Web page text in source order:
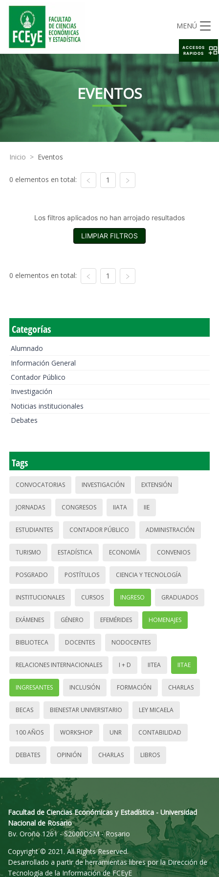
MENÚ
EVENTOS
Inicio > Eventos
0 elementos en total: 1
Los filtros aplicados no han arrojado resultados
LIMPIAR FILTROS
0 elementos en total: 1
Categorías
Alumnado
Información General
Contador Público
Investigación
Noticias institucionales
Debates
Tags
CONVOCATORIAS INVESTIGACIÓN EXTENSIÓN
JORNADAS CONGRESOS IIATA IIE
ESTUDIANTES CONTADOR PÚBLICO ADMINISTRACIÓN
TURISMO ESTADÍSTICA ECONOMÍA CONVENIOS
POSGRADO POSTÍTULOS CIENCIA Y TECNOLOGÍA
INSTITUCIONALES CURSOS INGRESO GRADUADOS
EXÁMENES GÉNERO EFEMÉRIDES HOMENAJES
BIBLIOTECA DOCENTES NODOCENTES
RELACIONES INTERNACIONALES I + D IITEA IITAE
INGRESANTES INCLUSIÓN FORMACIÓN CHARLAS
BECAS BIENESTAR UNIVERSITARIO LEY MICAELA
100 AÑOS WORKSHOP UNR CONTABILIDAD
DEBATES OPINIÓN CHARLAS LIBROS
Facultad de Ciencias Económicas y Estadística - Universidad
Nacional de Rosario
Bv. Oroño 1261 - S2000DSM - Rosario
Copyright © 2021. All Rights Reserved.
Desarrollado a partir de herramientas libres por la Dirección de
Tecnología de la Información de FCEyE
ACCESOS
RAPIDOS